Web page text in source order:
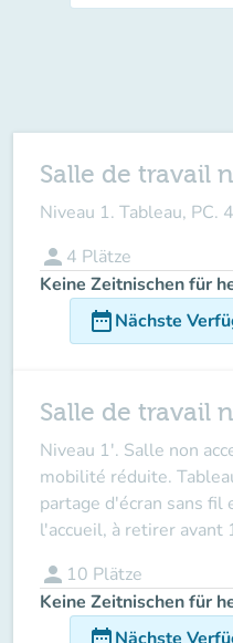
Salle de travail
Niveau 1. Tableau, PC.
person 4 Plätze
Keine Zeitnischen für
date_rangeNächste
Salle de travail
Niveau 1'. Salle non
mobilité réduite.
partage d'écran sans fil
l'accueil, à retirer avant
person 10 Plätze
Keine Zeitnischen für